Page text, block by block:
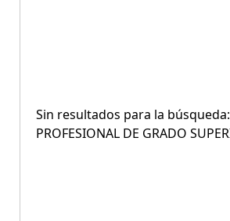
Sin resultados para la búsqueda:
PROFESIONAL DE GRADO